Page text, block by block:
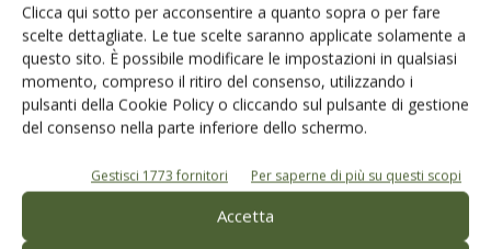
Clicca qui sotto per acconsentire a quanto sopra o per fare
scelte dettagliate. Le tue scelte saranno applicate solamente a
questo sito. È possibile modificare le impostazioni in qualsiasi
momento, compreso il ritiro del consenso, utilizzando i
pulsanti della Cookie Policy o cliccando sul pulsante di gestione
del consenso nella parte inferiore dello schermo.
Gestisci 1773 fornitori Per saperne di più su questi scopi
Accetta